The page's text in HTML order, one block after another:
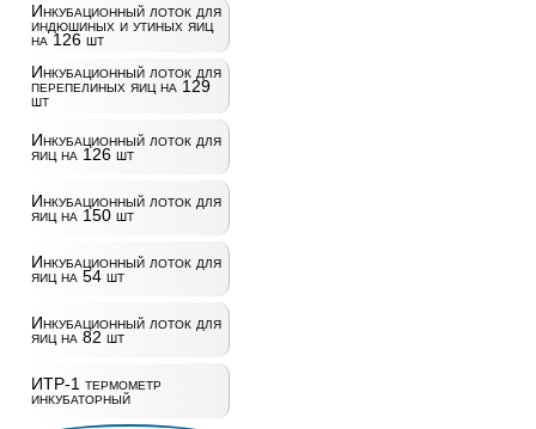
Инкубационный лоток для
индюшиных и утиных яиц
на 126 шт
Инкубационный лоток для
перепелиных яиц на 129
шт
Инкубационный лоток для
яиц на 126 шт
Инкубационный лоток для
яиц на 150 шт
Инкубационный лоток для
яиц на 54 шт
Инкубационный лоток для
яиц на 82 шт
ИТР-1 термометр
инкубаторный